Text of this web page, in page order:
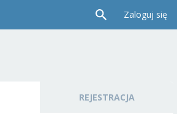
Zaloguj się
REJESTRACJA